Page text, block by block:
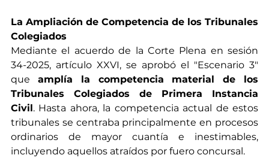
La Ampliación de Competencia de los Tribunales
Colegiados
Mediante el acuerdo de la Corte Plena en sesión
34-2025, artículo XXVI, se aprobó el "Escenario 3"
que amplía la competencia material de los
Tribunales Colegiados de Primera Instancia
Civil. Hasta ahora, la competencia actual de estos
tribunales se centraba principalmente en procesos
ordinarios de mayor cuantía e inestimables,
incluyendo aquellos atraídos por fuero concursal.